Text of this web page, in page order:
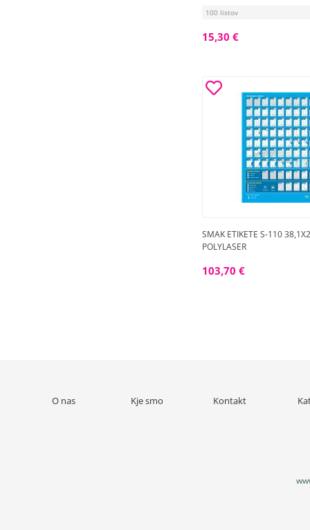
100 listov
15,30 €
SMAK ETIKETE S-110
POLYLASER
103,70 €
O nas Kje smo Kontakt